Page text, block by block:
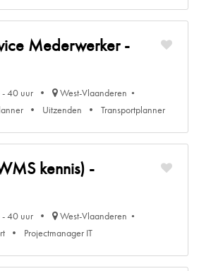
Mederwerker -
40 uur
West-Vlaanderen
Uitzenden Transportplanner
kennis) -
40 uur
West-Vlaanderen
Projectmanager IT